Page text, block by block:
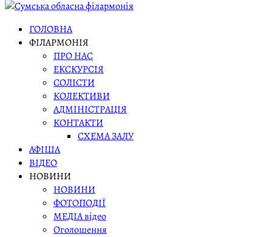
ГОЛОВНА
ФІЛАРМОНІЯ
ПРО НАС
ЕКСКУРСІЯ
СОЛІСТИ
КОЛЕКТИВИ
АДМІНІСТРАЦІЯ
КОНТАКТИ
СХЕМА ЗАЛУ
АФІША
ВІДЕО
НОВИНИ
НОВИНИ
ФОТОПОДІЇ
МЕДІА відео
Оголошення